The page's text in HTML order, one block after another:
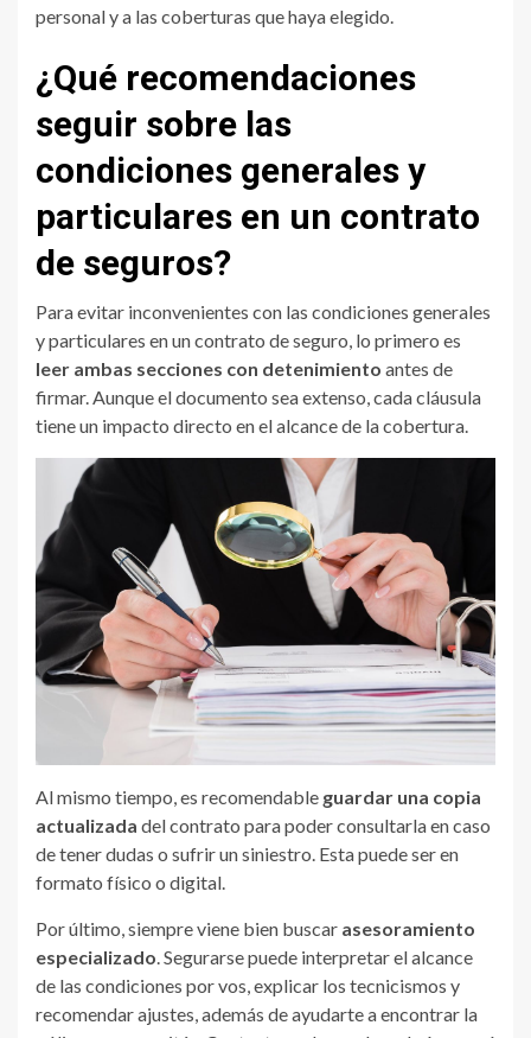
personal y a las coberturas que haya elegido.
¿Qué recomendaciones
seguir sobre las
condiciones generales y
particulares en un contrato
de seguros?
Para evitar inconvenientes con las condiciones generales
y particulares en un contrato de seguro, lo primero es
leer ambas secciones con detenimiento antes de
firmar. Aunque el documento sea extenso, cada cláusula
tiene un impacto directo en el alcance de la cobertura.
Al mismo tiempo, es recomendable guardar una copia
actualizada del contrato para poder consultarla en caso
de tener dudas o sufrir un siniestro. Esta puede ser en
formato físico o digital.
Por último, siempre viene bien buscar asesoramiento
especializado . Segurarse puede interpretar el alcance
de las condiciones por vos, explicar los tecnicismos y
recomendar ajustes, además de ayudarte a encontrar la